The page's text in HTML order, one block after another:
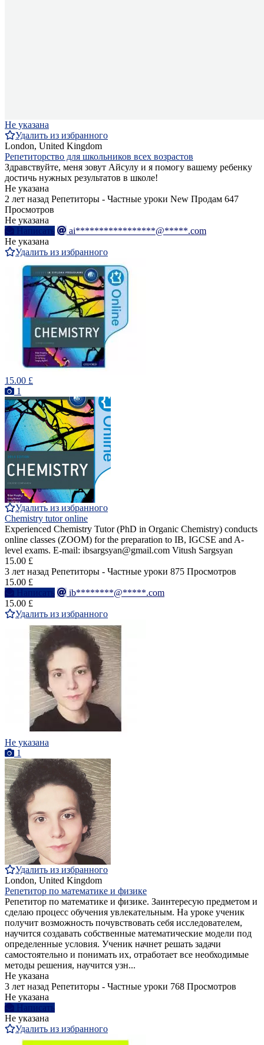
Не указана
Удалить из избранного
London, United Kingdom
Репетиторство для школьников всех возрастов
Здравствуйте, меня зовут Айсулу и я помогу вашему ребенку
достичь нужных результатов в школе!
Не указана
2 лет назад Репетиторы - Частные уроки New Продам 647
Просмотров
Не указана
Написать
ai*****************@*****.com
Не указана
Удалить из избранного
15.00 £
1
Удалить из избранного
Chemistry tutor online
Experienced Chemistry Tutor (PhD in Organic Chemistry) conducts
online classes (ZOOM) for the preparation to IB, IGCSE and A-
level exams. E-mail: ibsargsyan@gmail.com Vitush Sargsyan
15.00 £
3 лет назад Репетиторы - Частные уроки 875 Просмотров
15.00 £
Написать
ib********@*****.com
15.00 £
Удалить из избранного
Не указана
1
Удалить из избранного
London, United Kingdom
Репетитор по математике и физике
Репетитор по математике и физике. Заинтересую предметом и
сделаю процесс обучения увлекательным. На уроке ученик
получит возможность почувствовать себя исследователем,
научится создавать собственные математические модели под
определенные условия. Ученик начнет решать задачи
самостоятельно и понимать их, отработает все необходимые
методы решения, научится узн...
Не указана
3 лет назад Репетиторы - Частные уроки 768 Просмотров
Не указана
Написать
Не указана
Удалить из избранного